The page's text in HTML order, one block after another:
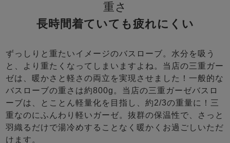
重さ
長時間着ていても疲れにくい
ずっしりと重たいイメージのバスローブ。水分を吸う
と、より重たくなってしまいますよね。当店の三重ガー
ゼは、暖かさと軽さの両立を実現させました！一般的な
バスローブの重さは約800g。当店の三重ガーゼバスロ
ーブは、とことん軽量化を目指し、約2/3の重量に！三
重なのにふんわり軽いガーゼ。抜群の保温性で、さっと
羽織るだけで湯冷めすることなく暖かくお過ごしいただ
けます。